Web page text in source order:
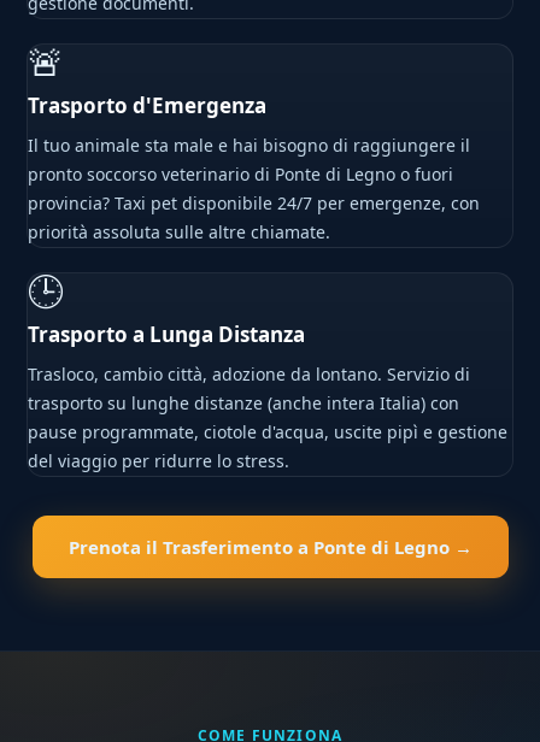
🚨
Trasporto d'Emergenza
Il tuo animale sta male e hai bisogno di raggiungere il
pronto soccorso veterinario di Ponte di Legno o fuori
provincia? Taxi pet disponibile 24/7 per emergenze, con
priorità assoluta sulle altre chiamate.
🕒
Trasporto a Lunga Distanza
Trasloco, cambio città, adozione da lontano. Servizio di
trasporto su lunghe distanze (anche intera Italia) con
pause programmate, ciotole d'acqua, uscite pipì e gestione
del viaggio per ridurre lo stress.
Prenota il Trasferimento a Ponte di Legno →
COME FUNZIONA